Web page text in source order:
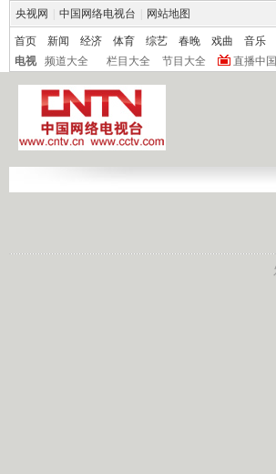
央视网 中国网络电视台 网站地图
首页 新闻 经济 体育 综艺 春晚 戏曲 音乐
电视
频道大全 栏目大全 节目大全 直播中国